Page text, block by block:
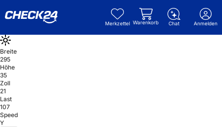
Merkzettel Warenkorb Chat Anmelden
Breite
295
Höhe
35
Zoll
21
Last
107
Speed
Y